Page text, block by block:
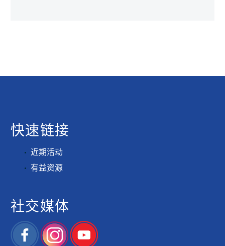
快速链接
近期活动
有益资源
社交媒体